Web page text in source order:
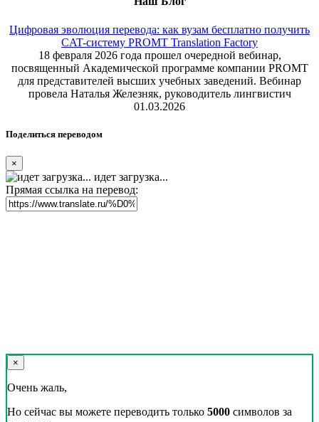
Цифровая эволюция перевода: как вузам бесплатно получить
CAT-систему PROMT Translation Factory
18 февраля 2026 года прошел очередной вебинар,
посвященный Академической программе компании PROMT
для представителей высших учебных заведений. Вебинар
провела Наталья Железняк, руководитель лингвистич
01.03.2026
Поделиться переводом
×
идет загрузка...
Прямая ссылка на перевод:
×
Очень жаль,
Но сейчас вы можете переводить только 5000 символов за